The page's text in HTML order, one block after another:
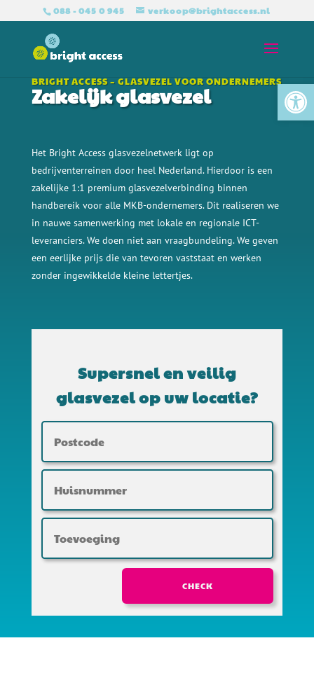
088 - 045 0 945 verkoop@brightaccess.nl
BRIGHT ACCESS – GLASVEZEL VOOR ONDERNEMERS
Zakelijk glasvezel
Het Bright Access glasvezelnetwerk ligt op
bedrijventerreinen door heel Nederland. Hierdoor is een
zakelijke 1:1 premium glasvezelverbinding binnen
handbereik voor alle MKB-ondernemers. Dit realiseren we
in nauwe samenwerking met lokale en regionale ICT-
leveranciers. We doen niet aan vraagbundeling. We geven
een eerlijke prijs die van tevoren vaststaat en werken
zonder ingewikkelde kleine lettertjes.
Supersnel en veilig
glasvezel op uw locatie?
CHECK